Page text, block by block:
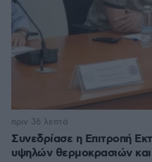
Συνεδρίασε η Επιτροπή
υψηλών θερμοκρασιών
πριν 36 λεπτά